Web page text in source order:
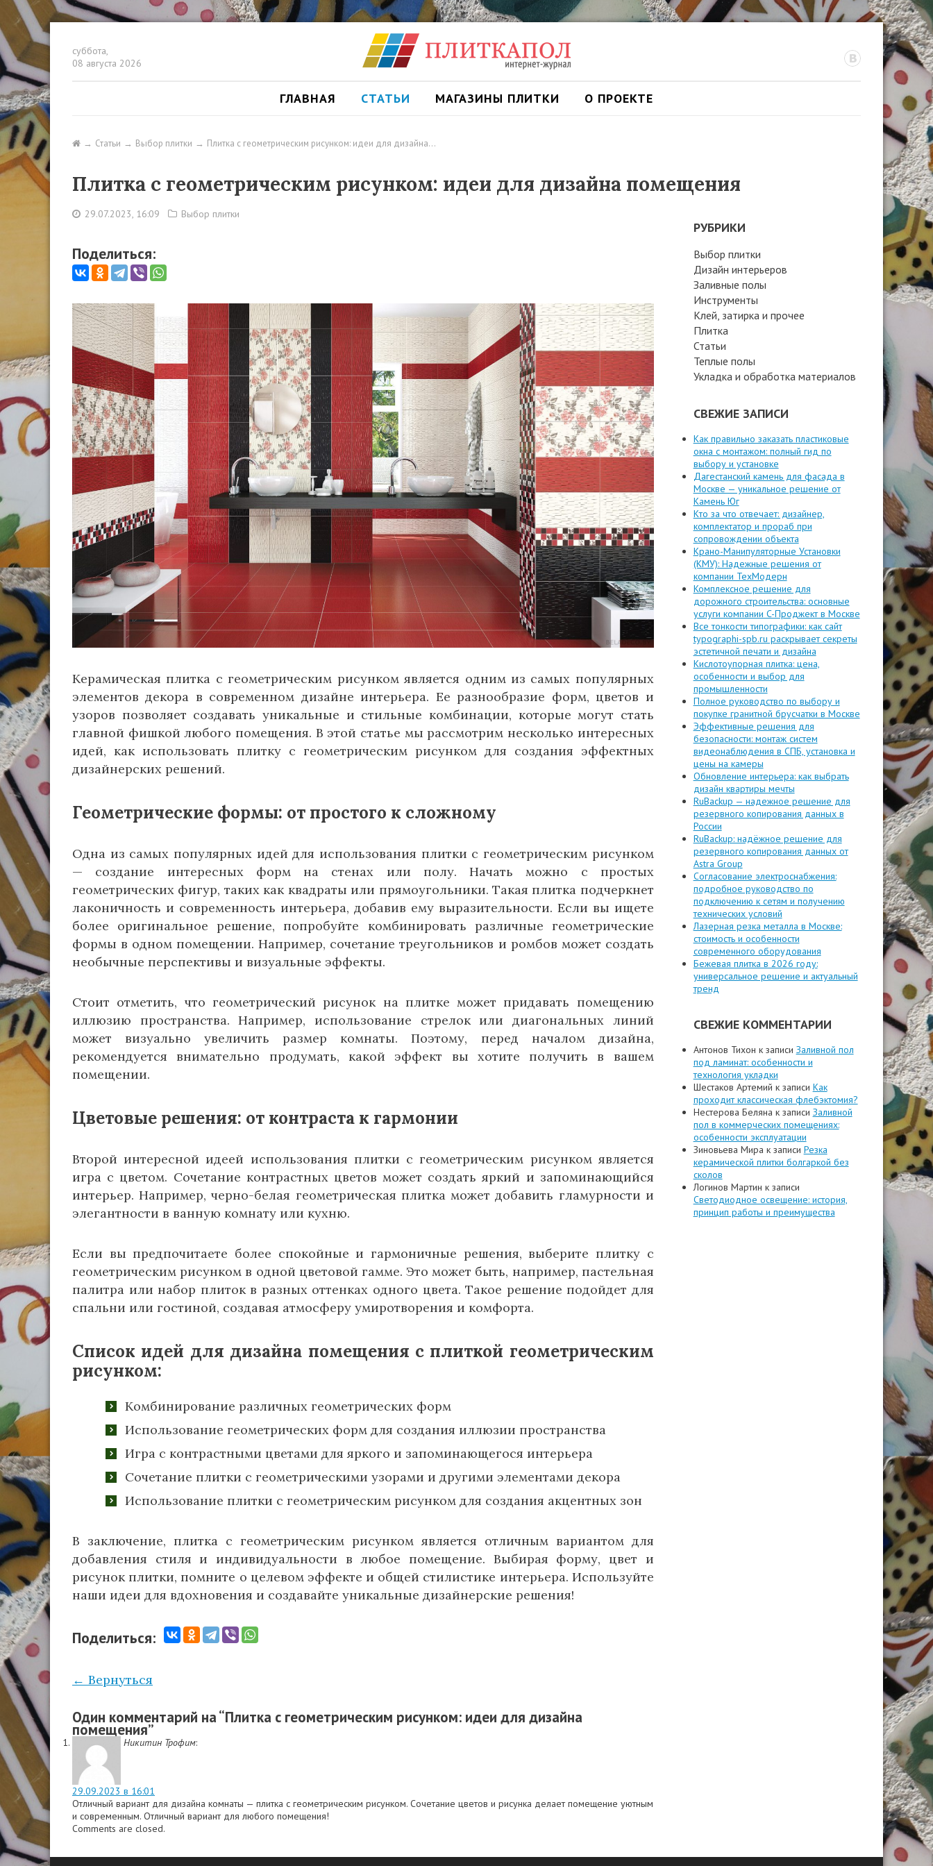
суббота,
08 августа 2026
ГЛАВНАЯ СТАТЬИ МАГАЗИНЫ ПЛИТКИ О ПРОЕКТЕ
Статьи Выбор плитки Плитка с геометрическим рисунком: идеи для дизайна…
Плитка с геометрическим рисунком: идеи для дизайна помещения
29.07.2023, 16:09 Выбор плитки
Поделиться:
Керамическая плитка с геометрическим рисунком является одним из самых популярных
элементов декора в современном дизайне интерьера. Ее разнообразие форм, цветов и
узоров позволяет создавать уникальные и стильные комбинации, которые могут стать
главной фишкой любого помещения. В этой статье мы рассмотрим несколько интересных
идей, как использовать плитку с геометрическим рисунком для создания эффектных
дизайнерских решений.
Геометрические формы: от простого к сложному
Одна из самых популярных идей для использования плитки с геометрическим рисунком
— создание интересных форм на стенах или полу. Начать можно с простых
геометрических фигур, таких как квадраты или прямоугольники. Такая плитка подчеркнет
лаконичность и современность интерьера, добавив ему выразительности. Если вы ищете
более оригинальное решение, попробуйте комбинировать различные геометрические
формы в одном помещении. Например, сочетание треугольников и ромбов может создать
необычные перспективы и визуальные эффекты.
Стоит отметить, что геометрический рисунок на плитке может придавать помещению
иллюзию пространства. Например, использование стрелок или диагональных линий
может визуально увеличить размер комнаты. Поэтому, перед началом дизайна,
рекомендуется внимательно продумать, какой эффект вы хотите получить в вашем
помещении.
Цветовые решения: от контраста к гармонии
Второй интересной идеей использования плитки с геометрическим рисунком является
игра с цветом. Сочетание контрастных цветов может создать яркий и запоминающийся
интерьер. Например, черно-белая геометрическая плитка может добавить гламурности и
элегантности в ванную комнату или кухню.
Если вы предпочитаете более спокойные и гармоничные решения, выберите плитку с
геометрическим рисунком в одной цветовой гамме. Это может быть, например, пастельная
палитра или набор плиток в разных оттенках одного цвета. Такое решение подойдет для
спальни или гостиной, создавая атмосферу умиротворения и комфорта.
Список идей для дизайна помещения с плиткой геометрическим
рисунком:
Комбинирование различных геометрических форм
Использование геометрических форм для создания иллюзии пространства
Игра с контрастными цветами для яркого и запоминающегося интерьера
Сочетание плитки с геометрическими узорами и другими элементами декора
Использование плитки с геометрическим рисунком для создания акцентных зон
В заключение, плитка с геометрическим рисунком является отличным вариантом для
добавления стиля и индивидуальности в любое помещение. Выбирая форму, цвет и
рисунок плитки, помните о целевом эффекте и общей стилистике интерьера. Используйте
наши идеи для вдохновения и создавайте уникальные дизайнерские решения!
Поделиться:
← Вернуться
Один комментарий на “Плитка с геометрическим рисунком: идеи для дизайна
помещения”
Никитин Трофим:
29.09.2023 в 16:01
Отличный вариант для дизайна комнаты — плитка с геометрическим рисунком. Сочетание цветов и рисунка делает помещение уютным
и современным. Отличный вариант для любого помещения!
Comments are closed.
РУБРИКИ
Выбор плитки
Дизайн интерьеров
Заливные полы
Инструменты
Клей, затирка и прочее
Плитка
Статьи
Теплые полы
Укладка и обработка материалов
СВЕЖИЕ ЗАПИСИ
Как правильно заказать пластиковые
окна с монтажом: полный гид по
выбору и установке
Дагестанский камень для фасада в
Москве — уникальное решение от
Камень Юг
Кто за что отвечает: дизайнер,
комплектатор и прораб при
сопровождении объекта
Крано-Манипуляторные Установки
(КМУ): Надежные решения от
компании ТехМодерн
Комплексное решение для
дорожного строительства: основные
услуги компании C-Проджект в Москве
Все тонкости типографики: как сайт
typographi-spb.ru раскрывает секреты
эстетичной печати и дизайна
Кислотоупорная плитка: цена,
особенности и выбор для
промышленности
Полное руководство по выбору и
покупке гранитной брусчатки в Москве
Эффективные решения для
безопасности: монтаж систем
видеонаблюдения в СПБ, установка и
цены на камеры
Обновление интерьера: как выбрать
дизайн квартиры мечты
RuBackup — надежное решение для
резервного копирования данных в
России
RuBackup: надёжное решение для
резервного копирования данных от
Astra Group
Согласование электроснабжения:
подробное руководство по
подключению к сетям и получению
технических условий
Лазерная резка металла в Москве:
стоимость и особенности
современного оборудования
Бежевая плитка в 2026 году:
универсальное решение и актуальный
тренд
СВЕЖИЕ КОММЕНТАРИИ
Антонов Тихон к записи Заливной пол
под ламинат: особенности и
технология укладки
Шестаков Артемий к записи Как
проходит классическая флебэктомия?
Нестерова Беляна к записи Заливной
пол в коммерческих помещениях:
особенности эксплуатации
Зиновьева Мира к записи Резка
керамической плитки болгаркой без
сколов
Логинов Мартин к записи
Светодиодное освещение: история,
принцип работы и преимущества